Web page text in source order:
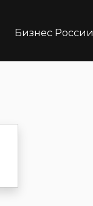
Бизнес России